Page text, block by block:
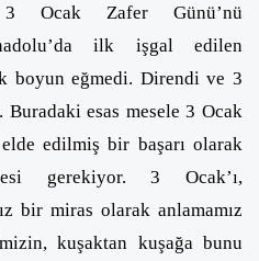
3 Ocak Zafer Günü’nü
ilk işgal edilen
boyun eğmedi. Direndi ve 3
Buradaki esas mesele 3 Ocak
edilmiş bir başarı olarak
gerekiyor. 3 Ocak’ı,
bir miras olarak anlamamız
kuşaktan kuşağa bunu